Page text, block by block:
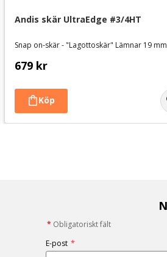
Andis skär UltraEdge #3/4HT
Snap on-skär - "Lagottoskär" Lämnar 19 mm
679 kr
* Obligatoriskt fält
E-post *